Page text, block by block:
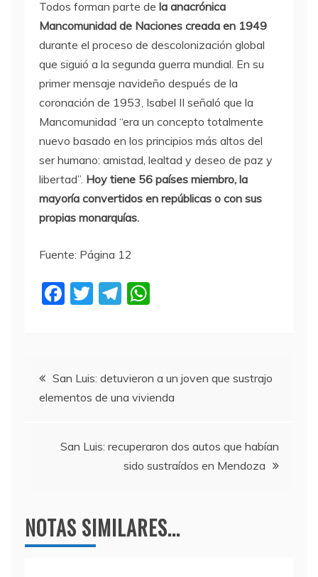
Todos forman parte de la anacrónica
Mancomunidad de Naciones creada en 1949
durante el proceso de descolonización global
que siguió a la segunda guerra mundial. En su
primer mensaje navideño después de la
coronación de 1953, Isabel II señaló que la
Mancomunidad “era un concepto totalmente
nuevo basado en los principios más altos del
ser humano: amistad, lealtad y deseo de paz y
libertad”. Hoy tiene 56 países miembro, la
mayoría convertidos en repúblicas o con sus
propias monarquías.
Fuente: Página 12
F
b
o
k
T
T
a
m
A
p
Navegación
de
entradas
San Luis: detuvieron a un joven que sustrajo
elementos de una vivienda
San Luis: recuperaron dos autos que habían
sido sustraídos en Mendoza
NOTAS SIMILARES...